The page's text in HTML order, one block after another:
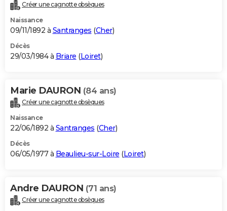
Créer une cagnotte obsèques
Naissance
09/11/1892 à Santranges (Cher)
Décès
29/03/1984 à Briare (Loiret)
Marie DAURON (84 ans)
Créer une cagnotte obsèques
Naissance
22/06/1892 à Santranges (Cher)
Décès
06/05/1977 à Beaulieu-sur-Loire (Loiret)
Andre DAURON (71 ans)
Créer une cagnotte obsèques